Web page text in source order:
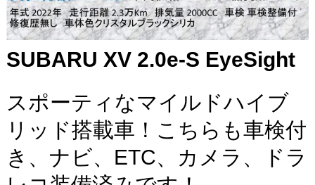
SUBARU XV 2.0e-S EyeSight
スポーティなマイルドハイブ
リッド搭載車！こちらも車検付
き、ナビ、ETC、カメラ、ドラ